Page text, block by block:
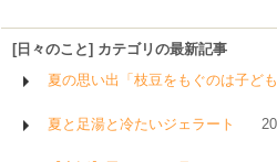
[日々のこと] カテゴリの最新記事
夏の思い出「枝豆をもぐのは子ど
夏と足湯と冷たいジェラート